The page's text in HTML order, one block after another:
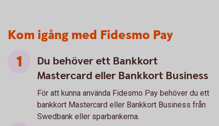
Kom igång med Fidesmo Pay
Du behöver ett Bankkort
Mastercard eller Bankkort Business
För att kunna använda Fidesmo Pay behöver du ett
bankkort Mastercard eller Bankkort Business från
Swedbank eller sparbankerna.